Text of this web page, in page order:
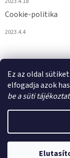
Ez az oldal
elfogadja azok
be a süti
Cookie-politika
2023.4.4
Copyright 2026